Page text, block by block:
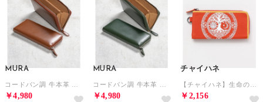
MURA
￥4,980
MURA
￥4,980
チャイハネ
￥2,156